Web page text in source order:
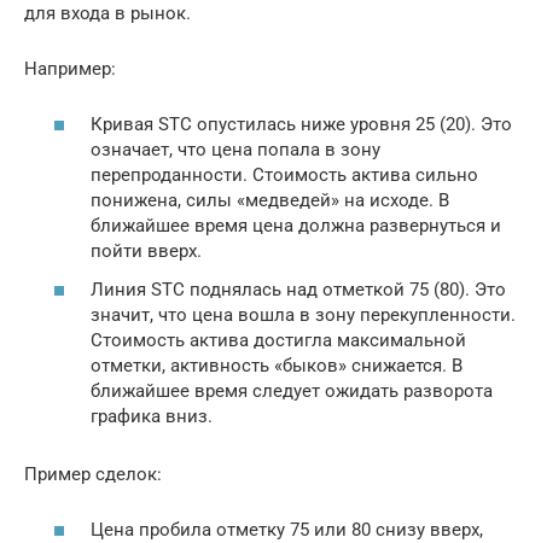
для входа в рынок.
Например:
Кривая STC опустилась ниже уровня 25 (20). Это
означает, что цена попала в зону
перепроданности. Стоимость актива сильно
понижена, силы «медведей» на исходе. В
ближайшее время цена должна развернуться и
пойти вверх.
Линия STC поднялась над отметкой 75 (80). Это
значит, что цена вошла в зону перекупленности.
Стоимость актива достигла максимальной
отметки, активность «быков» снижается. В
ближайшее время следует ожидать разворота
графика вниз.
Пример сделок:
Цена пробила отметку 75 или 80 снизу вверх,